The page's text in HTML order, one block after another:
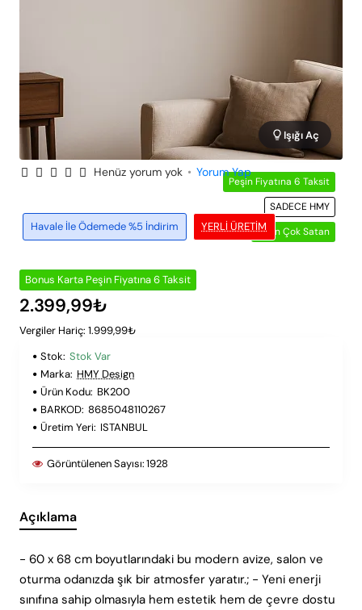
Peşin Fiyatına 6 Taksit
🔥 En Çok Satan
SADECE HMY
Işığı Aç
YERLI ÜRETIM
Havale İle Ödemede %5 İndirim
Henüz yorum yok • Yorum Yap
Bonus Karta Peşin Fiyatına 6 Taksit
2.399,99₺
Vergiler Hariç: 1.999,99₺
Stok: Stok Var
Marka: HMY Design
Ürün Kodu: BK200
BARKOD: 8685048110267
Üretim Yeri: ISTANBUL
Görüntülenen Sayısı:1928
Açıklama
- 60 x 68 cm boyutlarındaki bu modern avize, salon ve
oturma odanızda şık bir atmosfer yaratır.; - Yeni enerji
sınıfına sahip olmasıyla hem estetik hem de çevre dostu